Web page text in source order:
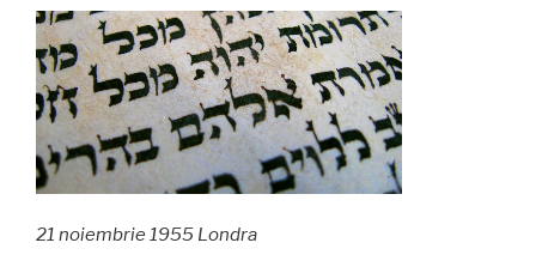
21 noiembrie 1955 Londra